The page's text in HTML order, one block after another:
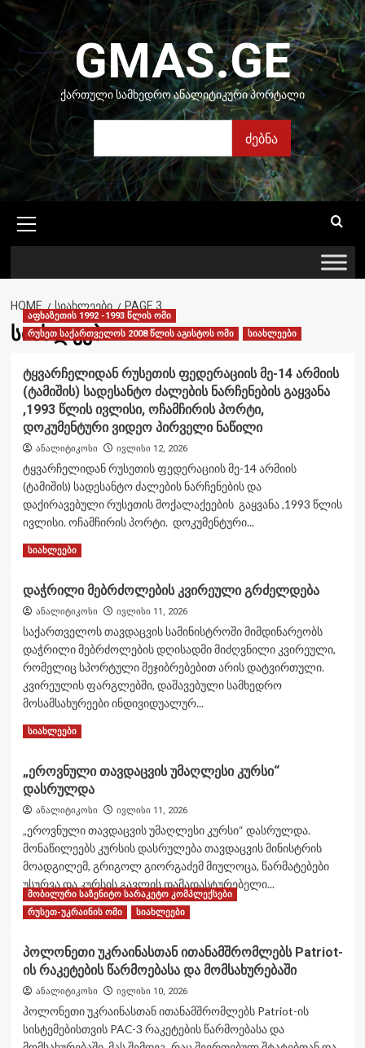
Skip
to
content
GMAS.GE
ᲥᲐᲠᲗᲣᲚᲘ ᲡᲐᲛᲮᲔᲓᲠᲝ ᲐᲜᲐᲚᲘᲢᲘᲙᲣᲠᲘ ᲞᲝᲠᲢᲐᲚᲘ
ძებნა
Menu
HOME ᲡᲘᲐᲮᲚᲔᲔᲑᲘ PAGE 3
სიახლეები
აფხაზეთის 1992 -1993 წლის ომი
რუსეთ საქართველოს 2008 წლის აგისტოს ომი
სიახლეები
ტყვარჩელიდან რუსეთის ფედერაციის მე-14 არმიის
(ტამიშის) სადესანტო ძალების ნარჩენების გაყვანა
,1993 წლის ივლისი, ოჩამჩირის პორტი,
დოკუმენტური ვიდეო პირველი ნაწილი
ანალიტიკოსი ივლისი 12, 2026
ტყვარჩელიდან რუსეთის ფედერაციის მე-14 არმიის
(ტამიშის) სადესანტო ძალების ნარჩენების და
დაქირავებული რუსეთის მოქალაქეების გაყვანა ,1993 წლის
ივლისი. ოჩამჩირის პორტი. დოკუმენტური...
Read MoreRead
ტყვარჩელიდან
რუსეთის
ფედერაციის
მე-14
არმიის
(ტამიშის)
სადესანტო
ძალების
გაყვანა
ივლისი,
ოჩამჩირის
პორტი,
დოკუმენტური
ვიდეო
პირველი
ნაწილი
სიახლეები
დაჭრილი მებრძოლების კვირეული გრძელდება
ანალიტიკოსი ივლისი 11, 2026
საქართველოს თავდაცვის სამინისტროში მიმდინარეობს
დაჭრილი მებრძოლების დღისადმი მიძღვნილი კვირეული,
რომელიც სპორტული შეჯიბრებებით არის დატვირთული.
კვირეულის ფარგლებში, დაშავებული სამხედრო
მოსამსახურეები ინდივიდუალურ...
Read MoreRead
დაჭრილი
მებრძოლების
კვირეული
სიახლეები
„ეროვნული თავდაცვის უმაღლესი კურსი“
დასრულდა
ანალიტიკოსი ივლისი 11, 2026
„ეროვნული თავდაცვის უმაღლესი კურსი“ დასრულდა.
მონაწილეებს კურსის დასრულება თავდაცვის მინისტრის
მოადგილემ, გრიგოლ გიორგაძემ მიულოცა, წარმატებები
უსურვა და კურსის გავლის დამადასტურებელი...
Read MoreRead
„ეროვნული
თავდაცვის
უმაღლესი
დასრულდა
მობილური საზენიტო სარაკეტო კომპლექსები
რუსეთ-უკრაინის ომი
სიახლეები
პოლონეთი უკრაინასთან ითანამშრომლებს Patriot-
ის რაკეტების წარმოებასა და მომსახურებაში
ანალიტიკოსი ივლისი 10, 2026
პოლონეთი უკრაინასთან ითანამშრომლებს Patriot-ის
სისტემებისთვის PAC-3 რაკეტების წარმოებასა და